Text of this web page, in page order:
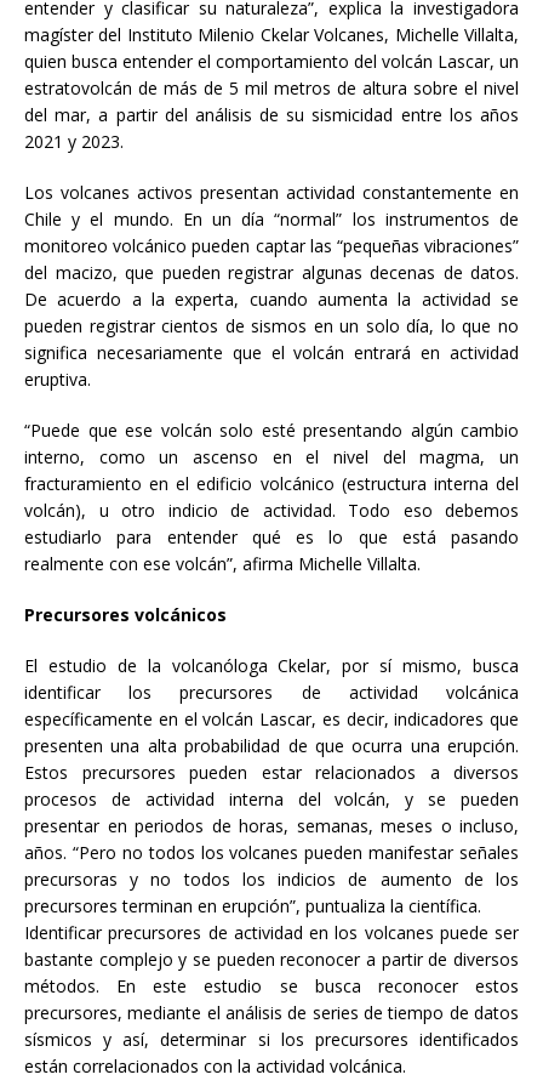
entender y clasificar su naturaleza”, explica la investigadora
magíster del Instituto Milenio Ckelar Volcanes, Michelle Villalta,
quien busca entender el comportamiento del volcán Lascar, un
estratovolcán de más de 5 mil metros de altura sobre el nivel
del mar, a partir del análisis de su sismicidad entre los años
2021 y 2023.
Los volcanes activos presentan actividad constantemente en
Chile y el mundo. En un día “normal” los instrumentos de
monitoreo volcánico pueden captar las “pequeñas vibraciones”
del macizo, que pueden registrar algunas decenas de datos.
De acuerdo a la experta, cuando aumenta la actividad se
pueden registrar cientos de sismos en un solo día, lo que no
significa necesariamente que el volcán entrará en actividad
eruptiva.
“Puede que ese volcán solo esté presentando algún cambio
interno, como un ascenso en el nivel del magma, un
fracturamiento en el edificio volcánico (estructura interna del
volcán), u otro indicio de actividad. Todo eso debemos
estudiarlo para entender qué es lo que está pasando
realmente con ese volcán”, afirma Michelle Villalta.
Precursores volcánicos
El estudio de la volcanóloga Ckelar, por sí mismo, busca
identificar los precursores de actividad volcánica
específicamente en el volcán Lascar, es decir, indicadores que
presenten una alta probabilidad de que ocurra una erupción.
Estos precursores pueden estar relacionados a diversos
procesos de actividad interna del volcán, y se pueden
presentar en periodos de horas, semanas, meses o incluso,
años. “Pero no todos los volcanes pueden manifestar señales
precursoras y no todos los indicios de aumento de los
precursores terminan en erupción”, puntualiza la científica.
Identificar precursores de actividad en los volcanes puede ser
bastante complejo y se pueden reconocer a partir de diversos
métodos. En este estudio se busca reconocer estos
precursores, mediante el análisis de series de tiempo de datos
sísmicos y así, determinar si los precursores identificados
están correlacionados con la actividad volcánica.